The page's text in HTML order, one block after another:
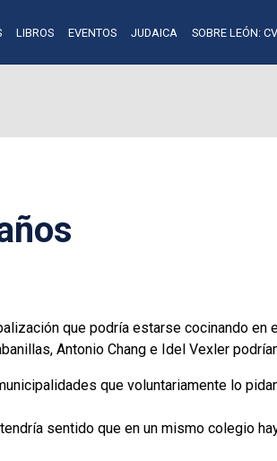
LIBROS EVENTOS JUDAICA SOBRE LEÓN:
que podría estarse cocinando en
Antonio Chang e Idel Vexler
que voluntariamente lo
sentido que en un mismo colegio